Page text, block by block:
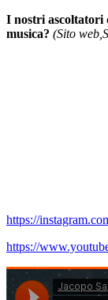
I nostri ascoltatori
musica? (Sito
https://
https://